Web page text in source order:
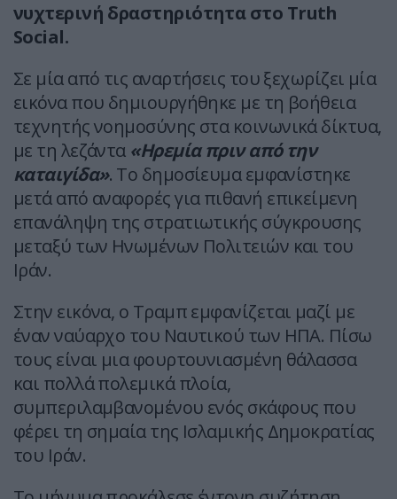
νυχτερινή δραστηριότητα στo Truth
Social.
Σε μία από τις αναρτήσεις του ξεχωρίζει μία
εικόνα που δημιουργήθηκε με τη βοήθεια
τεχνητής νοημοσύνης στα κοινωνικά δίκτυα,
με τη λεζάντα «Ηρεμία πριν από την
καταιγίδα». Το δημοσίευμα εμφανίστηκε
μετά από αναφορές για πιθανή επικείμενη
επανάληψη της στρατιωτικής σύγκρουσης
μεταξύ των Ηνωμένων Πολιτειών και του
Ιράν.
Στην εικόνα, ο Τραμπ εμφανίζεται μαζί με
έναν ναύαρχο του Ναυτικού των ΗΠΑ. Πίσω
τους είναι μια φουρτουνιασμένη θάλασσα
και πολλά πολεμικά πλοία,
συμπεριλαμβανομένου ενός σκάφους που
φέρει τη σημαία της Ισλαμικής Δημοκρατίας
του Ιράν.